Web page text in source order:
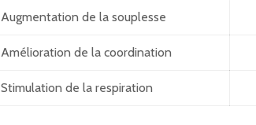
Augmentation de la souplesse
Amélioration de la coordination
Stimulation de la respiration